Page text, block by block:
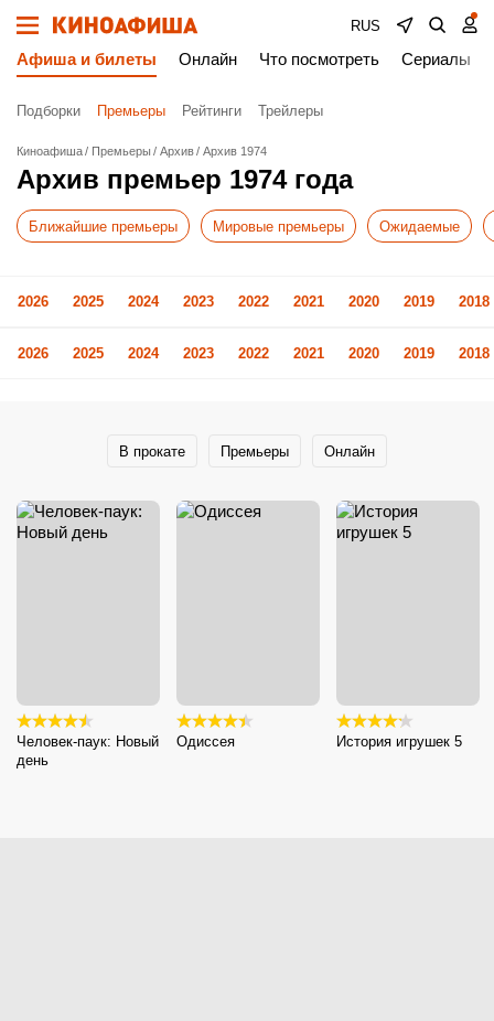
RUS
Афиша и билеты Онлайн Что посмотреть Сериалы
Подборки Премьеры Рейтинги Трейлеры
Киноафиша Премьеры Архив Архив 1974
Архив премьер 1974 года
Ближайшие премьеры Мировые премьеры Ожидаемые
2026 2025 2024 2023 2022 2021 2020 2019 2018
2026 2025 2024 2023 2022 2021 2020 2019 2018
В прокате Премьеры Онлайн
Человек-паук: Новый
день
Одиссея История игрушек 5